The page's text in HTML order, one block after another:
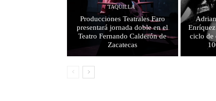
TAQUILLA
Producciones Teatrales Faro
presentará jornada doble en el
Teatro Fernando Calderón de
Zacatecas
ciclo de